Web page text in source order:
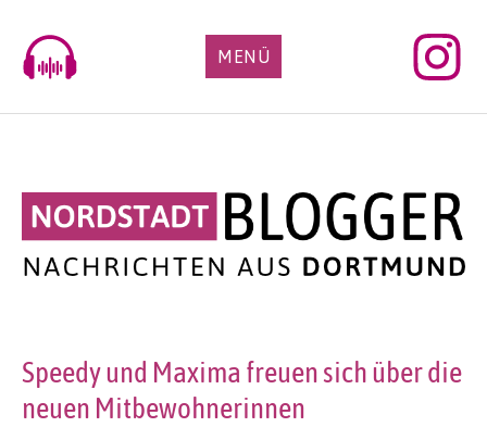
content
MENÜ
Speedy und Maxima freuen sich über die
neuen Mitbewohnerinnen